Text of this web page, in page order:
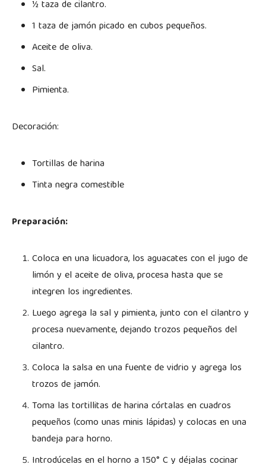
½ taza de cilantro.
1 taza de jamón picado en cubos pequeños.
Aceite de oliva.
Sal.
Pimienta.
Decoración:
Tortillas de harina
Tinta negra comestible
Preparación:
Coloca en una licuadora, los aguacates con el jugo de
limón y el aceite de oliva, procesa hasta que se
integren los ingredientes.
Luego agrega la sal y pimienta, junto con el cilantro y
procesa nuevamente, dejando trozos pequeños del
cilantro.
Coloca la salsa en una fuente de vidrio y agrega los
trozos de jamón.
Toma las tortillitas de harina córtalas en cuadros
pequeños (como unas minis lápidas) y colocas en una
bandeja para horno.